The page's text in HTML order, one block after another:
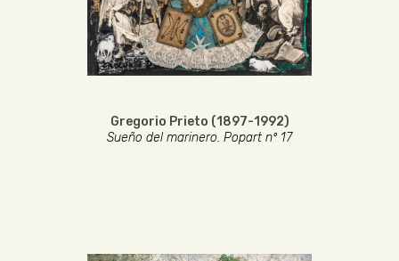
Gregorio Prieto (1897-1992)
Sueño del marinero. Popart nº 17